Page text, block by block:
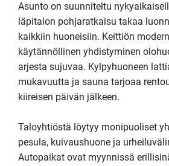
Asunto on suunniteltu
läpitalon pohjaratkaisu takaa
kaikkiin huoneisiin. Keittiön
käytännöllinen yhdistyminen
arjesta sujuvaa. Kylpyhuoneen
mukavuutta ja sauna tarjoaa
kiireisen päivän jälkeen.
Taloyhtiöstä löytyy monipuoliset
pesula, kuivaushuone ja
Autopaikat ovat myynnissä